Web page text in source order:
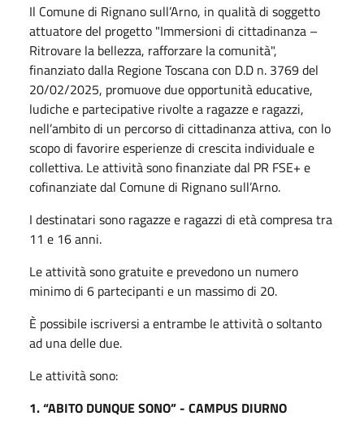
Il Comune di Rignano sull’Arno, in qualità di soggetto
attuatore del progetto "Immersioni di cittadinanza –
Ritrovare la bellezza, rafforzare la comunità",
finanziato dalla Regione Toscana con D.D n. 3769 del
20/02/2025, promuove due opportunità educative,
ludiche e partecipative rivolte a ragazze e ragazzi,
nell’ambito di un percorso di cittadinanza attiva, con lo
scopo di favorire esperienze di crescita individuale e
collettiva. Le attività sono finanziate dal PR FSE+ e
cofinanziate dal Comune di Rignano sull’Arno.
I destinatari sono ragazze e ragazzi di età compresa tra
11 e 16 anni.
Le attività sono gratuite e prevedono un numero
minimo di 6 partecipanti e un massimo di 20.
È possibile iscriversi a entrambe le attività o soltanto
ad una delle due.
Le attività sono:
1. “ABITO DUNQUE SONO” - CAMPUS DIURNO